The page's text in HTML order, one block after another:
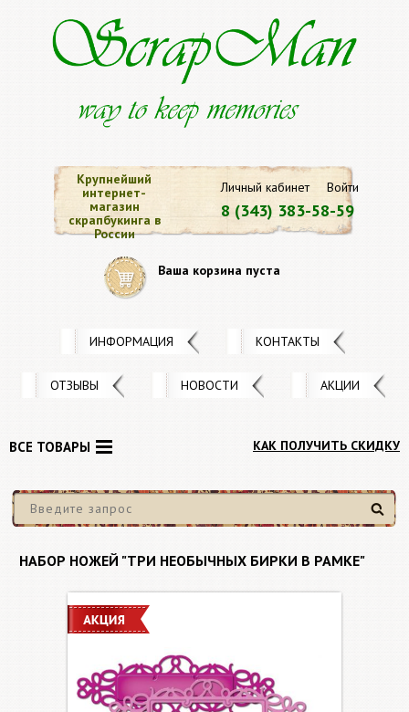
Личный кабинет Войти
8 (343) 383-58-59
Крупнейший
интернет-
магазин
скрапбукинга в
России
Ваша корзина пуста
ИНФОРМАЦИЯ КОНТАКТЫ
ОТЗЫВЫ НОВОСТИ АКЦИИ
КАК ПОЛУЧИТЬ СКИДКУ
Найти
ВСЕ ТОВАРЫ
НАБОР НОЖЕЙ "ТРИ НЕОБЫЧНЫХ БИРКИ В РАМКЕ"